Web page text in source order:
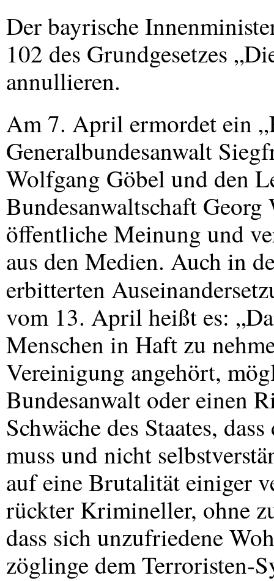
Der bayrische
102 des Grundgesetzes
annullieren.
Am 7. April ermordet ein
Generalbundesanwalt
Wolfgang Göbel und den
Bundesanwaltschaft
öffentliche Meinung und
aus den Medien. Auch in
erbitterten
vom 13. April heißt es:
Menschen in Haft zu
Vereinigung angehört,
Bundesanwalt oder einen
Schwäche des Staates,
muss und nicht
auf eine Brutalität einiger
rückter Krimineller, ohne
dass sich unzufriedene
zöglinge dem Terroristen-